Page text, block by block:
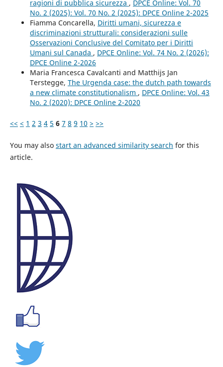
ragioni di pubblica sicurezza , DPCE Online: Vol. 70
No. 2 (2025): Vol. 70 No. 2 (2025): DPCE Online 2-2025
Fiamma Concarella, Diritti umani, sicurezza e
discriminazioni strutturali: considerazioni sulle
Osservazioni Conclusive del Comitato per i Diritti
Umani sul Canada , DPCE Online: Vol. 74 No. 2 (2026):
DPCE Online 2-2026
Maria Francesca Cavalcanti and Matthijs Jan
Terstegge, The Urgenda case: the dutch path towards
a new climate constitutionalism , DPCE Online: Vol. 43
No. 2 (2020): DPCE Online 2-2020
<< < 1 2 3 4 5 6 7 8 9 10 > >>
You may also start an advanced similarity search for this
article.